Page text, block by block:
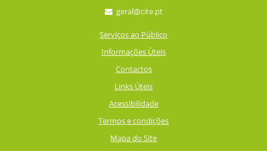
geral@cite.pt
Serviços ao Público
Informações Úteis
Contactos
Links Úteis
Acessibilidade
Termos e condições
Mapa do Site